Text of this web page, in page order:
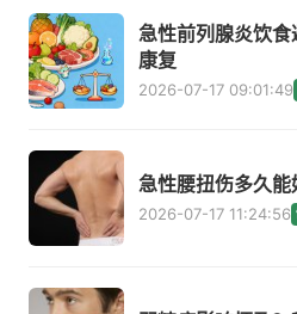
急性前列腺炎饮
康复
2026-07-17 09:01:49
急性腰扭伤多久
2026-07-17 11:24:56